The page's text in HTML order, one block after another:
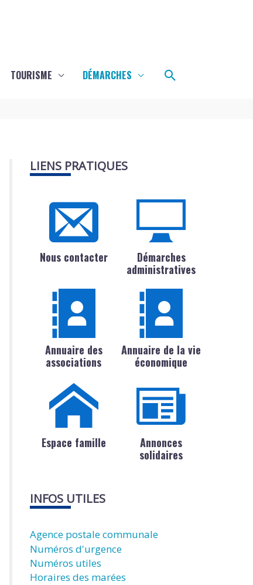
TOURISME DÉMARCHES Rechercher
LIENS PRATIQUES
Nous contacter
Démarches
administratives
Annuaire des
associations
Annuaire de la vie
économique
Espace famille
Annonces
solidaires
INFOS UTILES
Agence postale communale
Numéros d'urgence
Numéros utiles
Horaires des marées